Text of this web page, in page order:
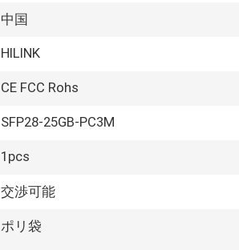
中国
HILINK
CE FCC Rohs
SFP28-25GB-PC3M
1pcs
交渉可能
ポリ袋